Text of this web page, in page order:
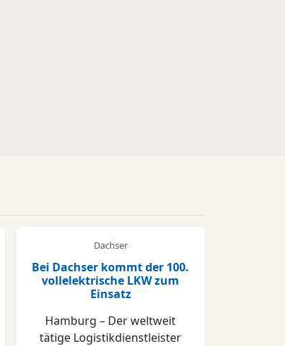
Dachser
Bei Dachser kommt der 100.
vollelektrische LKW zum
Einsatz
Hamburg – Der weltweit
tätige Logistikdienstleister